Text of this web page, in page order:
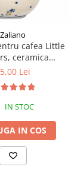
Zaliano
cafea Little
ceramica
pictata manual,
Lei
IN STOC
IN COS